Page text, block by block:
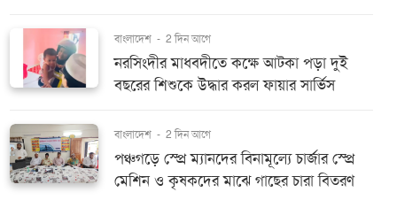
বাংলাদেশ - 2 দিন আগে
নরসিংদীর মাধবদীতে কক্ষে আটকা পড়া দুই
বছরের শিশুকে উদ্ধার করল ফায়ার সার্ভিস
বাংলাদেশ - 2 দিন আগে
পঞ্চগড়ে স্প্রে ম্যানদের বিনামূল্যে চার্জার স্প্রে
মেশিন ও কৃষকদের মাঝে গাছের চারা বিতরণ